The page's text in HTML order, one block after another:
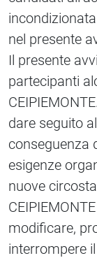
nel presente
Il presente
partecipanti
dare seguito
conseguenza
esigenze
nuove
modificare,
interrompere